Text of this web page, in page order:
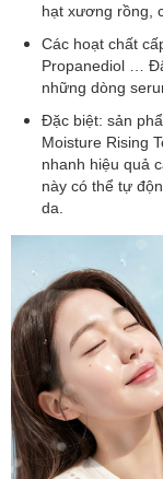
hạt xương rồng,
Các hoạt chất
Propanediol …
những dòng
Đặc biệt: sản
Moisture Rising
nhanh hiệu quả
này có thể tự
da.